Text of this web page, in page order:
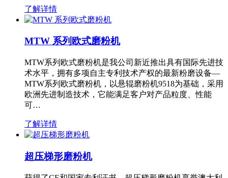
了解详情
MTW 系列欧式磨粉机
MTW系列欧式磨粉机是我公司新近推出具有国际先进技
术水平，拥有多项自主专利技术产权的最新粉磨设备—
MTW系列欧式磨粉机，以悬辊磨粉机9518为基础，采用
欧洲先进制造技术，它能满足客户对产品粒度、性能
可…
了解详情
超压梯形磨粉机